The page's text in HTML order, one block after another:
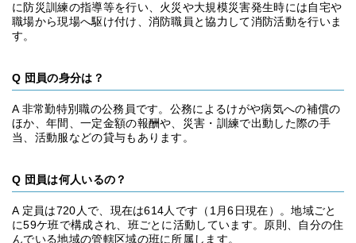
に防災訓練の指導等を行い、火災や大規模災害発生時には自宅や
職場から現場へ駆け付け、消防職員と協力して消防活動を行いま
す。
Q 団員の身分は？
A 非常勤特別職の公務員です。公務によるけがや病気への補償の
ほか、年間、一定金額の報酬や、災害・訓練で出動した際の手
当、活動服などの貸与もあります。
Q 団員は何人いるの？
A 定員は720人で、現在は614人です（1月6日現在）。地域ごと
に59ケ班で構成され、班ごとに活動しています。原則、自分の住
んでいる地域の管轄区域の班に所属します。